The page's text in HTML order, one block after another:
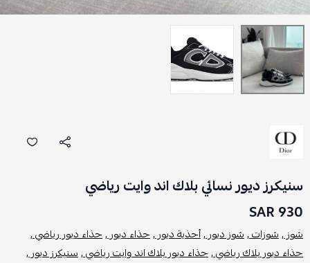
سنيكرز ديور نسائي بلاك اند وايت رياضي
930 SAR
شوز ,شوزات ,شوز ديور ,أحذية ديور ,حذاء ديور ,حذاء ديور رياضي ,
حذاء ديور بلاك رياضي ,حذاء ديور بلاك اند وايت رياضي ,سنيكرز ديور ,